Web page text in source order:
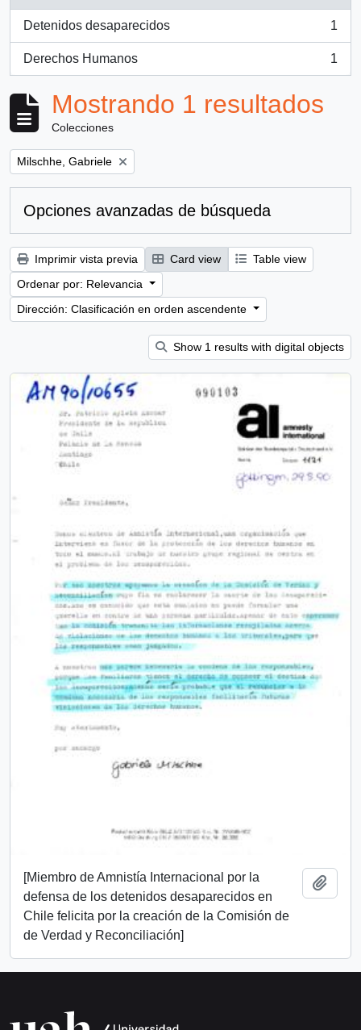
Detenidos desaparecidos
, 1 resultados
1
Derechos Humanos
, 1 resultados
1
Mostrando 1 resultados
Colecciones
Remove filter:
Milschhe, Gabriele
Opciones avanzadas de búsqueda
Imprimir vista previa Card view
Table view
Ordenar por: Relevancia
Dirección: Clasificación en orden ascendente
Show 1 results with digital objects
[Miembro de Amnistía Internacional por la
defensa de los detenidos desaparecidos en
Chile felicita por la creación de la Comisión de
de Verdad y Reconciliación]